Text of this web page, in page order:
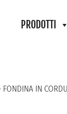
PRODOTTI
FONDINA IN